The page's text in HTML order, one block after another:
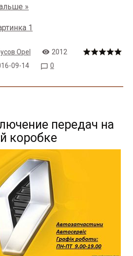
»
1
Opel
2012
09-14 0
передач на
коробке